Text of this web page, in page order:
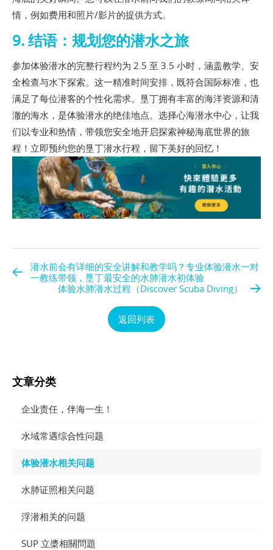
情，例如费用和照片/影片的提供方式。
9. 结语：规划您的潜水之旅
参加体验潜水的完整行程约为 2.5 至 3.5 小时，涵盖教学、安
全检查与水下探索。这一精准时间安排，既符合国际标准，也
满足了每位潜客的个性化需求。垦丁拥有丰富的海洋资源和清
澈的海水，是体验潜水的绝佳地点。选择心海潜水中心，让我
们以专业和热情，带领您安全地开启探索神秘海底世界的旅
程！立即预约您的垦丁潜水行程，留下美好的回忆！
潜水前会有详细的安全讲解和教学吗？专业体验潜水一对
一教练带领，垦丁最安全的水肺潜水初体验
体验水肺潜水过程（Discover Scuba Diving）
返回列表
文章分类
企业责任，伴海一生！
水域常遇综合性问题
体验潜水相关问题
水肺证照相关问题
浮潜相关的问题
SUP 立槳相關問題